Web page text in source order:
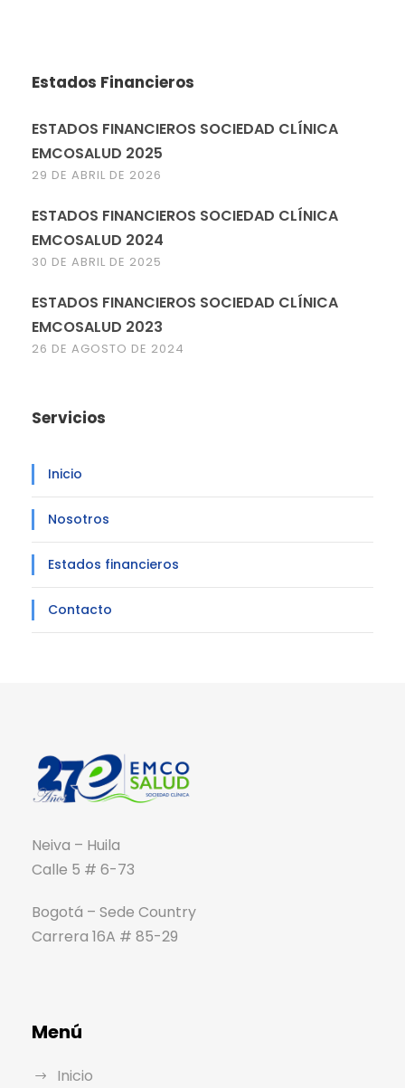
Estados Financieros
ESTADOS FINANCIEROS SOCIEDAD CLÍNICA
EMCOSALUD 2025
29 DE ABRIL DE 2026
ESTADOS FINANCIEROS SOCIEDAD CLÍNICA
EMCOSALUD 2024
30 DE ABRIL DE 2025
ESTADOS FINANCIEROS SOCIEDAD CLÍNICA
EMCOSALUD 2023
26 DE AGOSTO DE 2024
Servicios
Inicio
Nosotros
Estados financieros
Contacto
Neiva – Huila
Calle 5 # 6-73
Bogotá – Sede Country
Carrera 16A # 85-29
Menú
Inicio